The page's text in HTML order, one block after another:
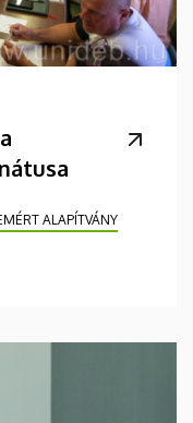
ALAPÍTVÁNY